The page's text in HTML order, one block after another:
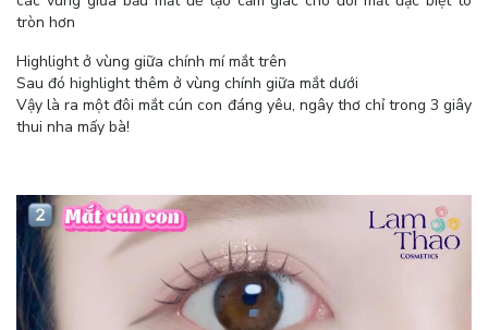
tròn hơn
Highlight ở vùng giữa chính mí mắt trên
Sau đó highlight thêm ở vùng chính giữa mắt dưới
Vậy là ra một đôi mắt cún con đáng yêu, ngây thơ chỉ trong 3 giây
thui nha mấy bà!